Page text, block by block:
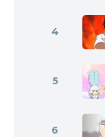
4
5
6